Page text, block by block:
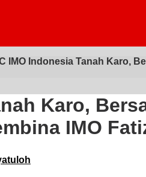
IMO Indonesia Tanah Karo,
Karo,
IMO